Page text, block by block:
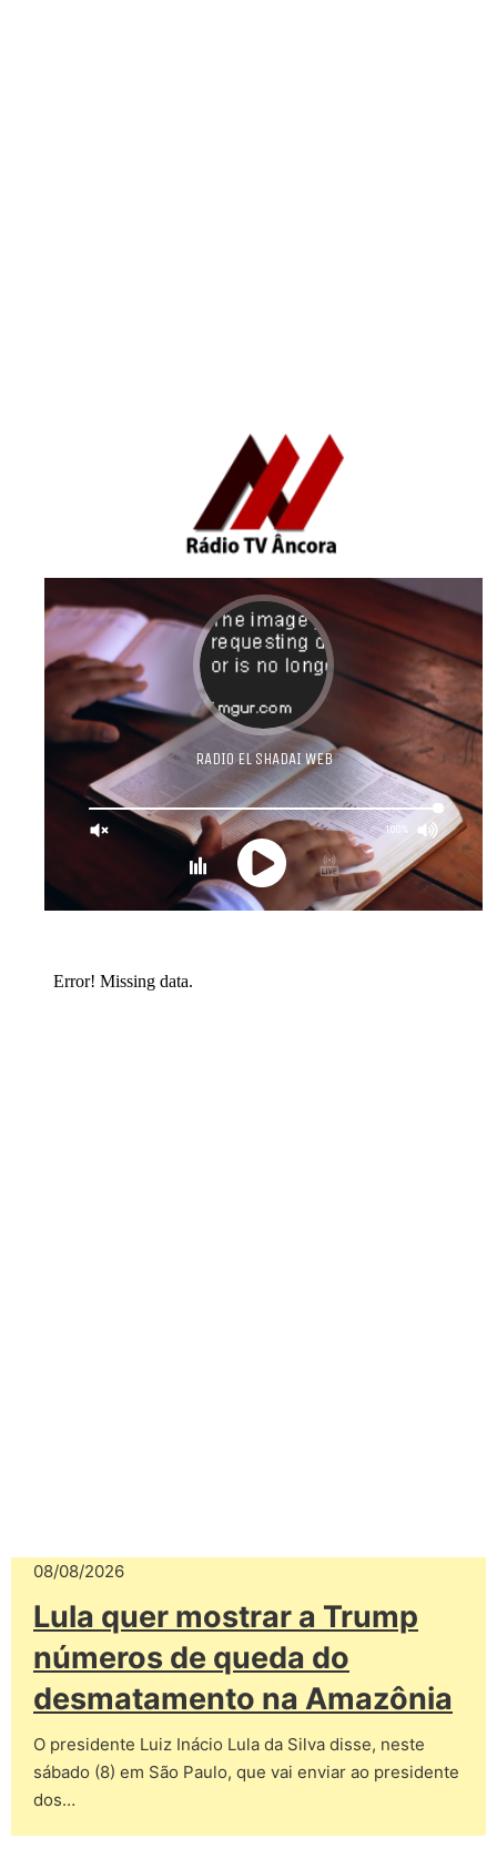
08/08/2026
Lula quer mostrar a Trump
números de queda do
desmatamento na Amazônia
O presidente Luiz Inácio Lula da Silva disse, neste
sábado (8) em São Paulo, que vai enviar ao presidente
dos…